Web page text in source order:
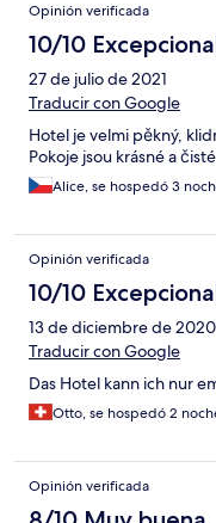
Opinión verificada
10/10
27 de julio de 2021
Traducir con Google
Hotel je velmi pěkný,
Pokoje jsou krásné a
Alice, se hospedó 3
Opinión verificada
10/10
13 de diciembre de 2020
Traducir con Google
Das Hotel kann ich nur
Otto, se hospedó 2
Opinión verificada